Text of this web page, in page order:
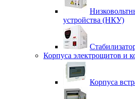
устройства (НКУ)
Корпуса электрощитов и
Корпуса